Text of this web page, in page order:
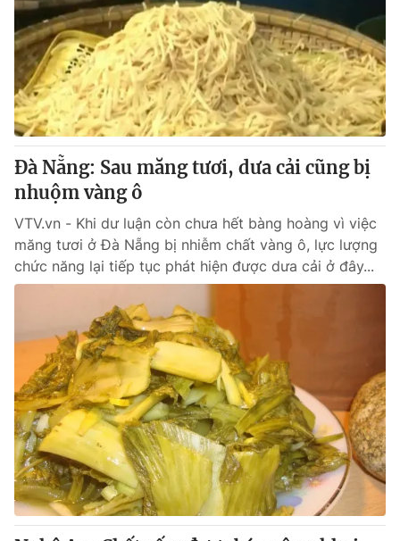
Đà Nẵng: Sau măng tươi, dưa cải cũng bị
nhuộm vàng ô
VTV.vn - Khi dư luận còn chưa hết bàng hoàng vì việc
măng tươi ở Đà Nẵng bị nhiễm chất vàng ô, lực lượng
chức năng lại tiếp tục phát hiện được dưa cải ở đây...